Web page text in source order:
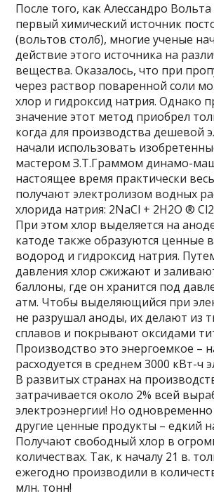
После того, как Алессандро Вольта
первый химический источник
(вольтов столб), многие ученые
действие этого источника на
вещества. Оказалось, что при
через раствор поваренной соли
хлор и гидроксид натрия. Однако
значение этот метод приобрел
когда для производства дешевой
начали использовать
мастером З.Т.Граммом динамо-
настоящее время практически
получают электролизом водных
хлорида натрия: 2NaCl + 2H2O ®
При этом хлор выделяется на
катоде также образуются ценные
водород и гидроксид натрия.
давления хлор сжижают и
баллоны, где он хранится под
атм. Чтобы выделяющийся при
не разрушал аноды, их делают из
сплавов и покрывают оксидами
Производство это энергоемкое –
расходуется в среднем 3000 кВт-ч
В развитых странах на
затрачивается около 2% всей
электроэнергии! Но
другие ценные продукты – едкий
Получают свободный хлор в
количествах. Так, к началу 21 в.
ежегодно производили в
млн. тонн!